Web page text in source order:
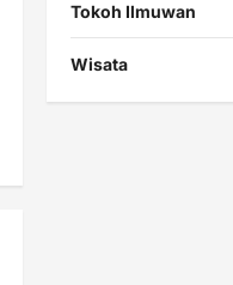
Tokoh Ilmuwan
Wisata